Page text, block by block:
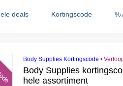
deals Kortingscode %
Body Supplies Kortingscode •
Body Supplies
hele assortiment